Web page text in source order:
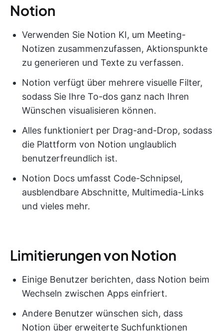
Notion
Verwenden Sie Notion KI, um Meeting-
Notizen zusammenzufassen, Aktionspunkte
zu generieren und Texte zu verfassen.
Notion verfügt über mehrere visuelle Filter,
sodass Sie Ihre To-dos ganz nach Ihren
Wünschen visualisieren können.
Alles funktioniert per Drag-and-Drop, sodass
die Plattform von Notion unglaublich
benutzerfreundlich ist.
Notion Docs umfasst Code-Schnipsel,
ausblendbare Abschnitte, Multimedia-Links
und vieles mehr.
Limitierungen von Notion
Einige Benutzer berichten, dass Notion beim
Wechseln zwischen Apps einfriert.
Andere Benutzer wünschen sich, dass
Notion über erweiterte Suchfunktionen